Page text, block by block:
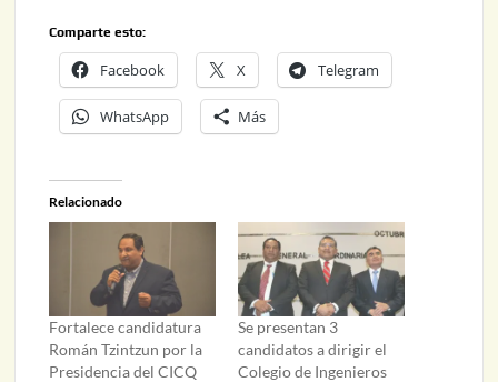
Comparte esto:
Facebook X Telegram
WhatsApp Más
Relacionado
Fortalece candidatura
Román Tzintzun por la
Presidencia del CICQ
Se presentan 3
candidatos a dirigir el
Colegio de Ingenieros